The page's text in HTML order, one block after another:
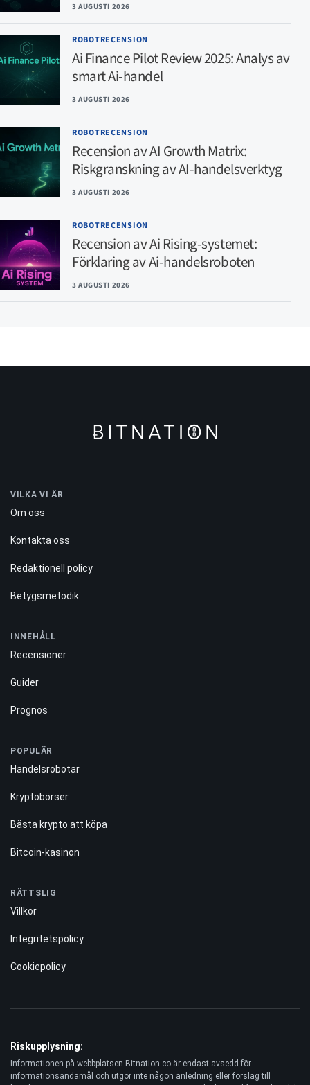
3 AUGUSTI 2026
ROBOTRECENSION
Ai Finance Pilot Review 2025: Analys av
smart Ai-handel
3 AUGUSTI 2026
ROBOTRECENSION
Recension av AI Growth Matrix:
Riskgranskning av AI-handelsverktyg
3 AUGUSTI 2026
ROBOTRECENSION
Recension av Ai Rising-systemet:
Förklaring av Ai-handelsroboten
3 AUGUSTI 2026
VILKA VI ÄR
Om oss
Kontakta oss
Redaktionell policy
Betygsmetodik
INNEHÅLL
Recensioner
Guider
Prognos
POPULÄR
Handelsrobotar
Kryptobörser
Bästa krypto att köpa
Bitcoin-kasinon
RÄTTSLIG
Villkor
Integritetspolicy
Cookiepolicy
Riskupplysning:
Informationen på webbplatsen Bitnation.co är endast avsedd för
informationsändamål och utgör inte någon anledning eller förslag till